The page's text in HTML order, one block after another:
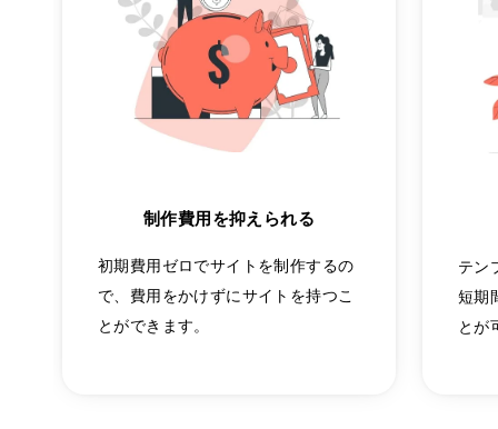
制作費用を抑えられる
初期費用ゼロでサイトを制作するの
で、費用をかけずにサイトを持つこ
とができます。
テン
短期
とが